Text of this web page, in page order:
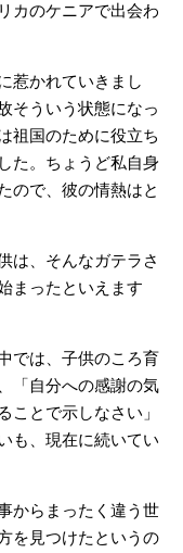
カのケニアで出会わ
惹かれていきまし
そういう状態になっ
祖国のために役立ち
た。ちょうど私自身
ので、彼の情熱はと
は、そんなガテラさ
まったといえます
では、子供のころ育
「自分への感謝の気
ことで示しなさい」
も、現在に続いてい
からまったく違う世
を見つけたというの